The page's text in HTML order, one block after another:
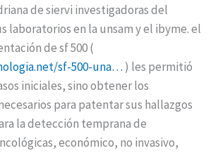
de siervi investigadoras del
laboratorios en la unsam y el ibyme. el
de sf 500 (
sf-500-una… ) les permitió
iniciales, sino obtener los
para patentar sus hallazgos
la detección temprana de
económico, no invasivo,